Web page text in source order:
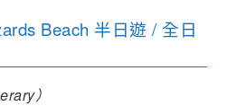
Beach 半日遊 / 全日
）